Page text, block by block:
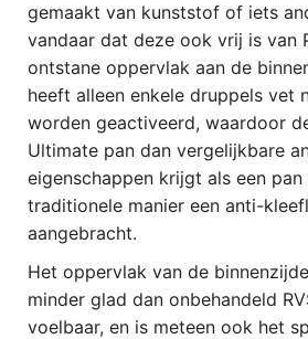
gemaakt van kunststof of iets
vandaar dat deze ook vrij is van
ontstane oppervlak aan de
heeft alleen enkele druppels vet
worden geactiveerd, waardoor
Ultimate pan dan vergelijkbare
eigenschappen krijgt als een
traditionele manier een anti-
aangebracht.
Het oppervlak van de
minder glad dan onbehandeld
voelbaar, en is meteen ook het